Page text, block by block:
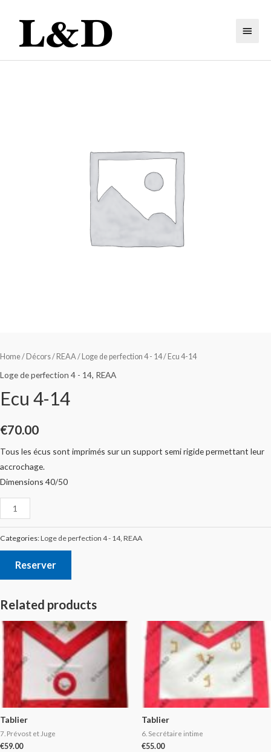
Home/ Décors/ REAA / Loge de perfection 4 - 14/ Ecu 4-14
Loge de perfection 4 - 14, REAA
Ecu 4-14
€70.00
Tous les écus sont imprimés sur un support semi rigide permettant leur
accrochage.
Dimensions 40/50
Categories:Loge de perfection 4 - 14, REAA
Reserver
Related products
Tablier
7. Prévost et Juge
€59.00
Tablier
6. Secrétaire intime
€55.00